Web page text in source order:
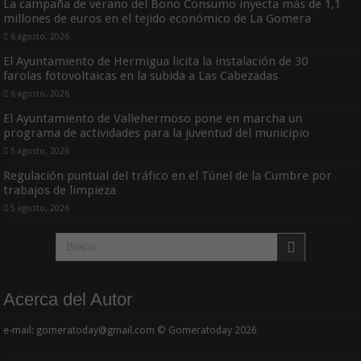
La campaña de verano del Bono Consumo inyecta más de 1,1
millones de euros en el tejido económico de La Gomera
6 agosto, 2026
El Ayuntamiento de Hermigua licita la instalación de 30
farolas fotovoltaicas en la subida a Las Cabezadas
6 agosto, 2026
El Ayuntamiento de Vallehermoso pone en marcha un
programa de actividades para la juventud del municipio
5 agosto, 2026
Regulación puntual del tráfico en el Túnel de la Cumbre por
trabajos de limpieza
5 agosto, 2026
Acerca del Autor
e-mail: gomeratoday@gmail.com © Gomeratoday 2026